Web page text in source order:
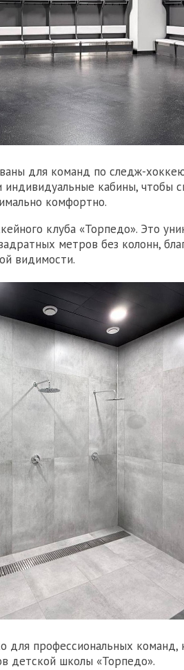
для команд по следж-
кабины, чтобы
комфортно.
клуба «Торпедо». Это
метров без колонн,
видимости.
для профессиональных команд,
детской школы «Торпедо».